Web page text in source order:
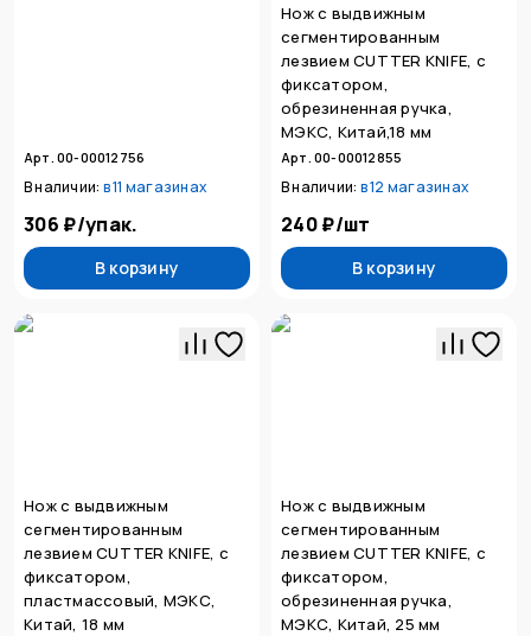
Арт. 00-00012756
В наличии: в11 магазинах
306 ₽/упак.
В корзину
Нож с выдвижным
сегментированным
лезвием CUTTER KNIFE, с
фиксатором,
обрезиненная ручка,
МЭКС, Китай,18 мм
Арт. 00-00012855
В наличии: в12 магазинах
240 ₽/шт
В корзину
Нож с выдвижным
сегментированным
лезвием CUTTER KNIFE, с
фиксатором,
пластмассовый, МЭКС,
Китай, 18 мм
Нож с выдвижным
сегментированным
лезвием CUTTER KNIFE, с
фиксатором,
обрезиненная ручка,
МЭКС, Китай, 25 мм